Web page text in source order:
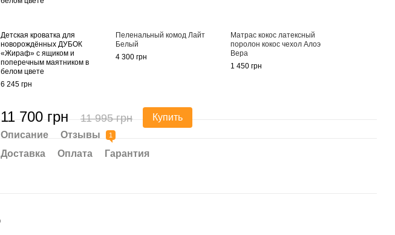
Детская кроватка для
новорождённых ДУБОК
«Жираф» с ящиком и
поперечным маятником в
белом цвете
6 245 грн
Пеленальный комод Лайт
Белый
4 300 грн
Матрас кокос латексный
поролон кокос чехол Алоэ
Вера
1 450 грн
11 700 грн 11 995 грн
Купить
Описание
Отзывы 1
Доставка Оплата Гарантия